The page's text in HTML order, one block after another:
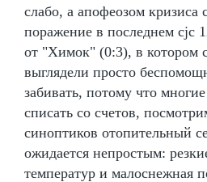
слабо, а апофеозом кризиса
поражение в последнем cjc
от "Химок" (0:3), в котором
выглядели просто
забивать, потому что
списать со счетов,
синоптиков отопительный
ожидается непростым:
температур и малоснежная